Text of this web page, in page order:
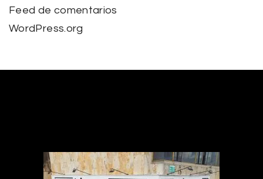
Feed de comentarios
WordPress.org